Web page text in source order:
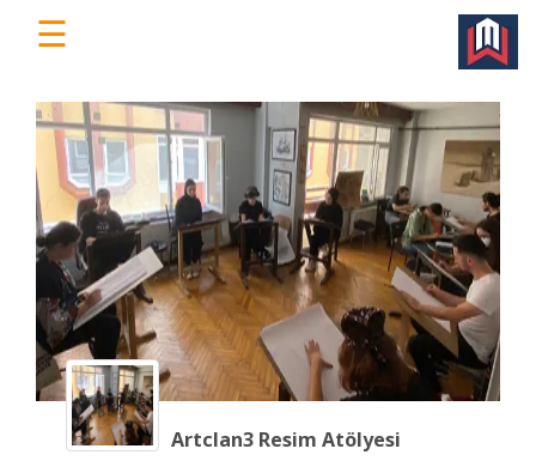
Türkiye'nin
Dijital
Yeri
Platformu
Ana
☰
Artclan3 Resim Atölyesi